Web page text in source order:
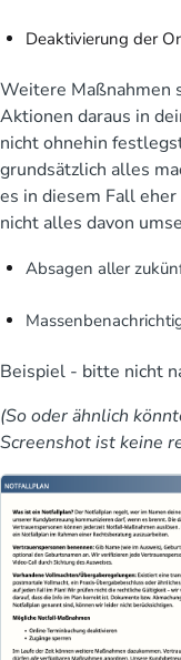
Deaktivierung der
Weitere Maßnahmen
Aktionen daraus in
nicht ohnehin
grundsätzlich alles
es in diesem Fall
nicht alles davon
Absagen aller
Beispiel - bitte nicht
(So oder ähnlich
Screenshot ist keine